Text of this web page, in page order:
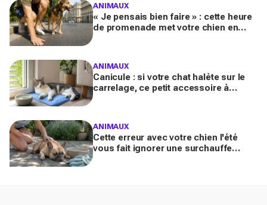
ANIMAUX
« Je pensais bien faire » : cette heure
de promenade met votre chien en
ANIMAUX
Canicule : si votre chat halète sur le
carrelage, ce petit accessoire à
ANIMAUX
Cette erreur avec votre chien l'été
vous fait ignorer une surchauffe